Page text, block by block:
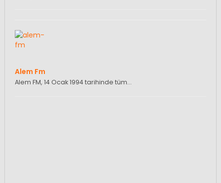
Alem Fm
Alem FM, 14 Ocak 1994 tarihinde tüm…